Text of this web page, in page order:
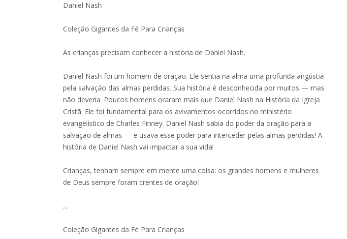
Daniel Nash
Coleção Gigantes da Fé Para Crianças
As crianças precisam conhecer a história de Daniel Nash.
Daniel Nash foi um homem de oração. Ele sentia na alma uma profunda angústia
pela salvação das almas perdidas. Sua história é desconhecida por muitos — mas
não deveria. Poucos homens oraram mais que Daniel Nash na História da Igreja
Cristã. Ele foi fundamental para os avivamentos ocorridos no ministério
evangelístico de Charles Finney. Daniel Nash sabia do poder da oração para a
salvação de almas — e usava esse poder para interceder pelas almas perdidas! A
história de Daniel Nash vai impactar a sua vida!
Crianças, tenham sempre em mente uma coisa: os grandes homens e mulheres
de Deus sempre foram crentes de oração!
...
Coleção Gigantes da Fé Para Crianças